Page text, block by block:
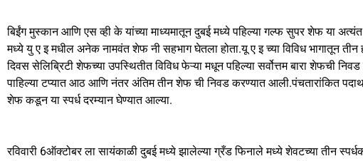
o
k
n
बिईंग मुस्कान आणि एस व्ही के यांच्या माध्यमातून दुबई मध्ये पहिल्या गल्फ सुपर शेफ या
मध्ये यु ए इ मधील अनेक नामवंत शेफ नी सहभाग घेतला होता.यू ए इ च्या विविध भागातून
दिवस सेलिब्रिटी शेफच्या उपस्थितीत विविध फेऱ्या मधून पहिल्या सर्वोत्तम बारा शेफची
पाहिल्या टप्यात आठ आणि नंतर अंतिम तीन शेफ ची निवड करण्यात आली.पंचतारांकित
शेफ कडून या स्पर्ध दरम्यान घेण्यात आल्या.
रविवारी 6ऑक्टोबर ला सायंकाळी दुबई मध्ये झालेल्या ग्रँड फिनाले मध्ये शेवटच्या तीन